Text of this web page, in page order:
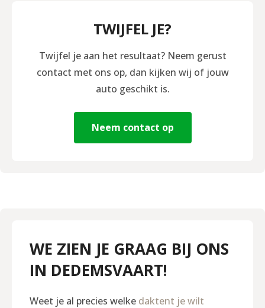
TWIJFEL JE?
Twijfel je aan het resultaat? Neem gerust
contact met ons op, dan kijken wij of jouw
auto geschikt is.
Neem contact op
WE ZIEN JE GRAAG BIJ ONS
IN DEDEMSVAART!
Weet je al precies welke daktent je wilt